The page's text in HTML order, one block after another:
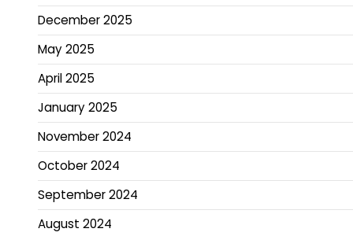
December 2025
May 2025
April 2025
January 2025
November 2024
October 2024
September 2024
August 2024